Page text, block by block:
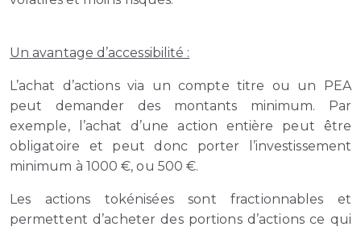
Un avantage d’accessibilité :
L’achat d’actions via un compte titre ou un PEA
peut demander des montants minimum. Par
exemple, l’achat d’une action entière peut être
obligatoire et peut donc porter l’investissement
minimum à 1000 €, ou 500 €.
Les actions tokénisées sont fractionnables et
permettent d’acheter des portions d’actions ce qui